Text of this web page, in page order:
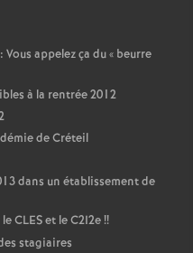
appelez ça du « beurre
à la rentrée 2012
de Créteil
dans un établissement de
CLESet le C2I2e!!
stagiaires